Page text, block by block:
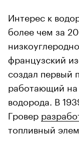
Интерес к
более чем за
французский
создал первый
работающий на
водорода. В
Гровер
топливный